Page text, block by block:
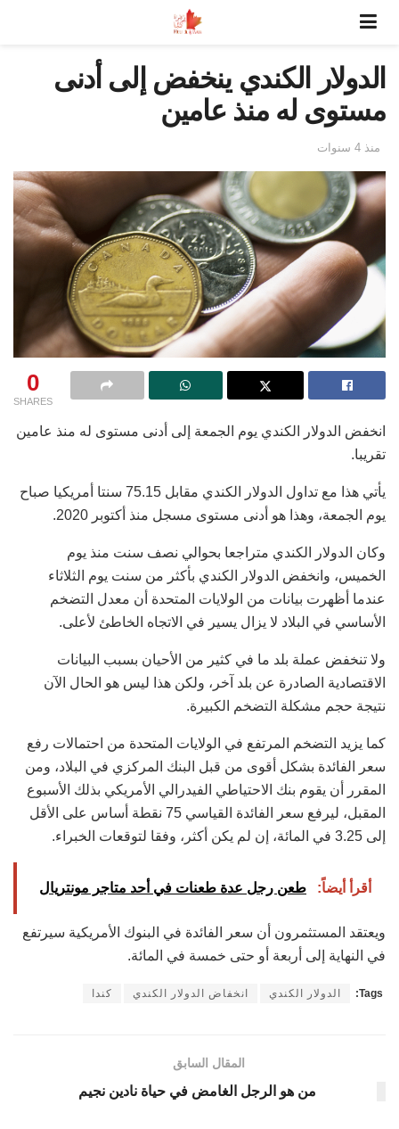
الدولار الكندي ينخفض إلى أدنى
مستوى له منذ عامين
منذ 4 سنوات
0
SHARES
انخفض الدولار الكندي يوم الجمعة إلى أدنى مستوى له منذ عامين
تقريبا.
يأتي هذا مع تداول الدولار الكندي مقابل 75.15 سنتا أمريكيا صباح
يوم الجمعة، وهذا هو أدنى مستوى مسجل منذ أكتوبر 2020.
وكان الدولار الكندي متراجعا بحوالي نصف سنت منذ يوم
الخميس، وانخفض الدولار الكندي بأكثر من سنت يوم الثلاثاء
عندما أظهرت بيانات من الولايات المتحدة أن معدل التضخم
الأساسي في البلاد لا يزال يسير في الاتجاه الخاطئ لأعلى.
ولا تنخفض عملة بلد ما في كثير من الأحيان بسبب البيانات
الاقتصادية الصادرة عن بلد آخر، ولكن هذا ليس هو الحال الآن
نتيجة حجم مشكلة التضخم الكبيرة.
كما يزيد التضخم المرتفع في الولايات المتحدة من احتمالات رفع
سعر الفائدة بشكل أقوى من قبل البنك المركزي في البلاد، ومن
المقرر أن يقوم بنك الاحتياطي الفيدرالي الأمريكي بذلك الأسبوع
المقبل، ليرفع سعر الفائدة القياسي 75 نقطة أساس على الأقل
إلى 3.25 في المائة، إن لم يكن أكثر، وفقا لتوقعات الخبراء.
أقرأ أيضاً: طعن رجل عدة طعنات في أحد متاجر مونتريال
ويعتقد المستثمرون أن سعر الفائدة في البنوك الأمريكية سيرتفع
في النهاية إلى أربعة أو حتى خمسة في المائة.
Tags: الدولار الكندي انخفاض الدولار الكندي كندا
المقال السابق
من هو الرجل الغامض في حياة نادين نجيم